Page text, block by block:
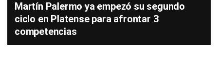
Martín Palermo ya empezó su segundo
ciclo en Platense para afrontar 3
competencias